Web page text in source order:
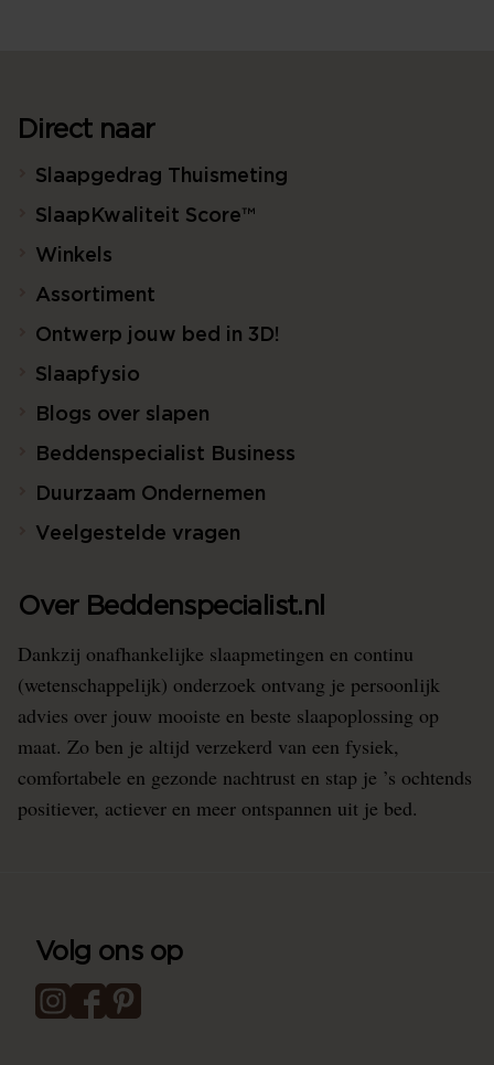
Direct naar
Slaapgedrag Thuismeting
SlaapKwaliteit Score™
Winkels
Assortiment
Ontwerp jouw bed in 3D!
Slaapfysio
Blogs over slapen
Beddenspecialist Business
Duurzaam Ondernemen
Veelgestelde vragen
Over Beddenspecialist.nl
Dankzij onafhankelijke slaapmetingen en continu
(wetenschappelijk) onderzoek ontvang je persoonlijk
advies over jouw mooiste en beste slaapoplossing op
maat. Zo ben je altijd verzekerd van een fysiek,
comfortabele en gezonde nachtrust en stap je ’s ochtends
positiever, actiever en meer ontspannen uit je bed.
Volg ons op